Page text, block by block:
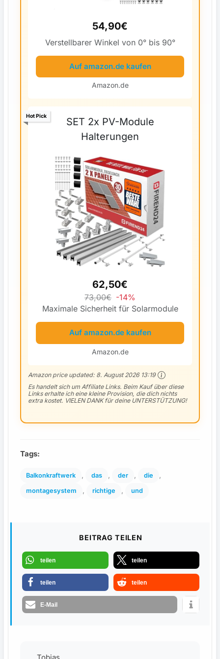
54,90€
Verstellbarer Winkel von 0° bis 90°
Auf amazon.de kaufen
Amazon.de
SET 2x PV-Module
Halterungen
Hot Pick
62,50€
73,00€ -14%
Maximale Sicherheit für Solarmodule
Auf amazon.de kaufen
Amazon.de
Amazon price updated: 8. August 2026 13:19
Es handelt sich um Affiliate Links. Beim Kauf über diese
Links erhalte ich eine kleine Provision, die dich nichts
extra kostet. VIELEN DANK für deine UNTERSTÜTZUNG!
Tags:
Balkonkraftwerk das der die
montagesystem richtige und
BEITRAG TEILEN
teilen teilen
teilen teilen
E-Mail